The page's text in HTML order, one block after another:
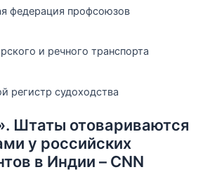
федерация профсоюзов
и речного транспорта
регистр судоходства
Штаты отовариваются
у российских
в Индии – CNN